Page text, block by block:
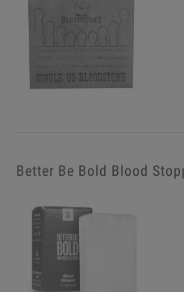
Better Be Bold Blood